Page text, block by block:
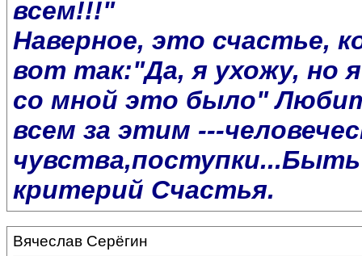
всем!!!"
Наверное, это счастье,
вот так:"Да, я ухожу, но
со мной это было"
всем за этим ---
критерий Счастья.
Вячеслав Серёгин